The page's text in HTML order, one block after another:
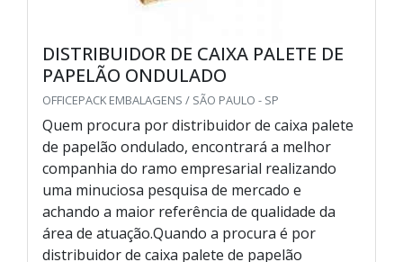
DISTRIBUIDOR DE CAIXA PALETE DE
PAPELÃO ONDULADO
OFFICEPACK EMBALAGENS / SÃO PAULO - SP
Quem procura por distribuidor de caixa palete
de papelão ondulado, encontrará a melhor
companhia do ramo empresarial realizando
uma minuciosa pesquisa de mercado e
achando a maior referência de qualidade da
área de atuação.Quando a procura é por
distribuidor de caixa palete de papelão